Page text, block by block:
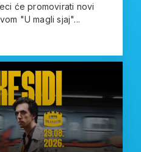
će promovirati novi
"U magli sjaj"...